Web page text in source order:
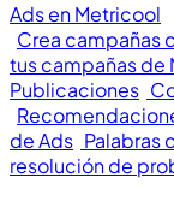
Ads en Metricool
Crea campañas
tus campañas de
Publicaciones
de Ads Palabras
resolución de